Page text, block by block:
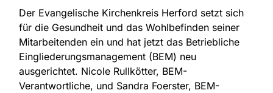
Der Evangelische Kirchenkreis Herford setzt sich
für die Gesundheit und das Wohlbefinden seiner
Mitarbeitenden ein und hat jetzt das Betriebliche
Eingliederungsmanagement (BEM) neu
ausgerichtet. Nicole Rullkötter, BEM-
Verantwortliche, und Sandra Foerster, BEM-